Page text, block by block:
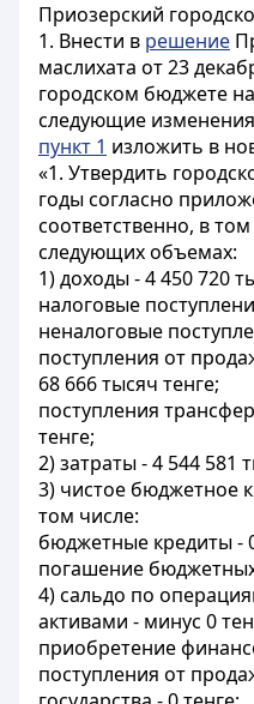
Приозерский
1. Внести в решение
маслихата от 23
городском бюджете
следующие
пункт 1 изложить в
«1. Утвердить
годы согласно
соответственно, в
следующих объемах:
1) доходы - 4 450 720
налоговые
неналоговые
поступления от
68 666 тысяч тенге;
поступления
тенге;
2) затраты - 4 544 581
3) чистое бюджетное
том числе:
бюджетные кредиты -
погашение
4) сальдо по
активами - минус 0
приобретение
поступления от